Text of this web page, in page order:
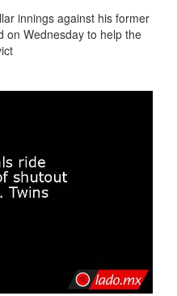
innings against his former
on Wednesday to help the